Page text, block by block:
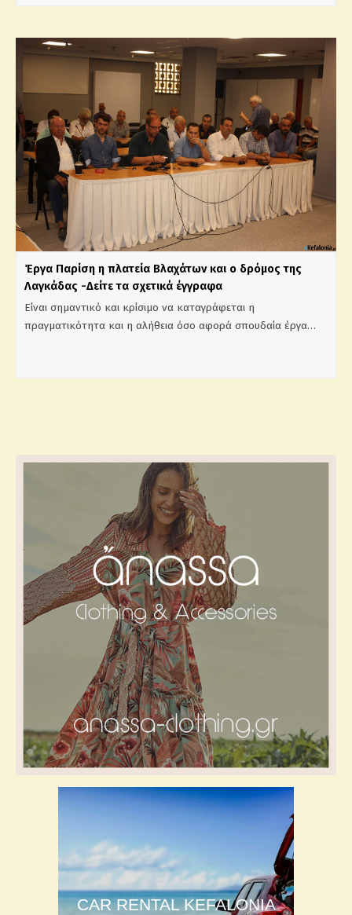
Έργα Παρίση η πλατεία Βλαχάτων και ο δρόμος της
Λαγκάδας -Δείτε τα σχετικά έγγραφα
Είναι σημαντικό και κρίσιμο να καταγράφεται η
πραγματικότητα και η αλήθεια όσο αφορά σπουδαία έργα…
CAR RENTAL KEFALONIA